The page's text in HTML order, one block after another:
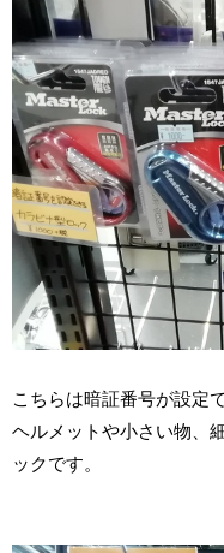
こちらは暗証番号が設定
ヘルメットや小さい物、
ックです。